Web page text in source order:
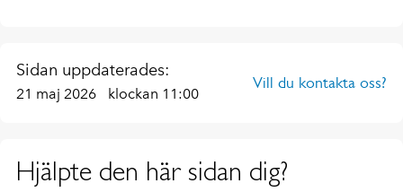
Sidan uppdaterades:
21 maj 2026 klockan 11:00
Vill du kontakta oss?
Hjälpte den här sidan dig?